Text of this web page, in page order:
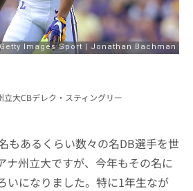
立大CBデレク・スティングリー
もあるくらい数々の名DB選手を世
ナ州立大ですが、今年もその名に
いになりました。特に1年生なが